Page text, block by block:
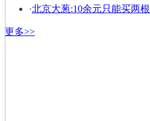
·北京大葱:10余元只能买两根
更多>>